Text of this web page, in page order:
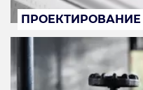
ПРОЕКТИРОВАНИЕ